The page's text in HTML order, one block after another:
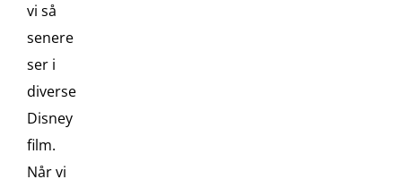
vi så
senere
ser i
diverse
Disney
film.
Når vi